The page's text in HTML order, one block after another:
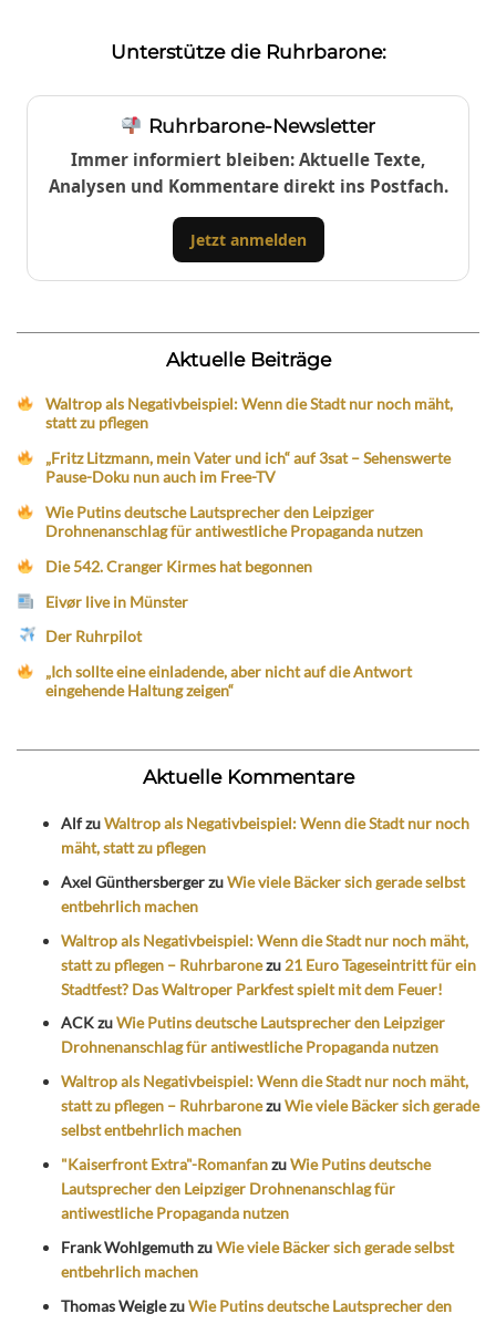
Unterstütze die Ruhrbarone:
Ruhrbarone-Newsletter
Immer informiert bleiben: Aktuelle Texte,
Analysen und Kommentare direkt ins Postfach.
Jetzt anmelden
Aktuelle Beiträge
Waltrop als Negativbeispiel: Wenn die Stadt nur noch mäht,
statt zu pflegen
„Fritz Litzmann, mein Vater und ich“ auf 3sat – Sehenswerte
Pause-Doku nun auch im Free-TV
Wie Putins deutsche Lautsprecher den Leipziger
Drohnenanschlag für antiwestliche Propaganda nutzen
Die 542. Cranger Kirmes hat begonnen
Eivør live in Münster
Der Ruhrpilot
„Ich sollte eine einladende, aber nicht auf die Antwort
eingehende Haltung zeigen“
Aktuelle Kommentare
AlfzuWaltrop als Negativbeispiel: Wenn die Stadt nur noch
mäht, statt zu pflegen
Axel GünthersbergerzuWie viele Bäcker sich gerade selbst
entbehrlich machen
Waltrop als Negativbeispiel: Wenn die Stadt nur noch mäht,
statt zu pflegen – Ruhrbaronezu 21 Euro Tageseintritt für ein
Stadtfest? Das Waltroper Parkfest spielt mit dem Feuer!
ACKzuWie Putins deutsche Lautsprecher den Leipziger
Drohnenanschlag für antiwestliche Propaganda nutzen
Waltrop als Negativbeispiel: Wenn die Stadt nur noch mäht,
statt zu pflegen – RuhrbaronezuWie viele Bäcker sich gerade
selbst entbehrlich machen
"Kaiserfront Extra"-RomanfanzuWie Putins deutsche
Lautsprecher den Leipziger Drohnenanschlag für
antiwestliche Propaganda nutzen
Frank WohlgemuthzuWie viele Bäcker sich gerade selbst
entbehrlich machen
Thomas WeiglezuWie Putins deutsche Lautsprecher den